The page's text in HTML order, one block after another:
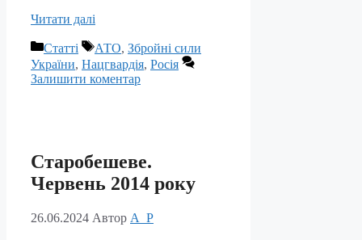
Читати далі
Категорії
Статті Позначки
АТО, Збройні сили
України, Нацгвардія, Росія
Залишити коментар
Старобешеве.
Червень 2014 року
26.06.2024 Автор A_P